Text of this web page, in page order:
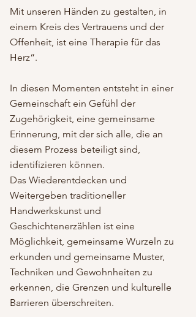
Mit unseren Händen zu gestalten, in
einem Kreis des Vertrauens und der
Offenheit, ist eine Therapie für das
Herz“.
In diesen Momenten entsteht in einer
Gemeinschaft ein Gefühl der
Zugehörigkeit, eine gemeinsame
Erinnerung, mit der sich alle, die an
diesem Prozess beteiligt sind,
identifizieren können.
Das Wiederentdecken und
Weitergeben traditioneller
Handwerkskunst und
Geschichtenerzählen ist eine
Möglichkeit, gemeinsame Wurzeln zu
erkunden und gemeinsame Muster,
Techniken und Gewohnheiten zu
erkennen, die Grenzen und kulturelle
Barrieren überschreiten.